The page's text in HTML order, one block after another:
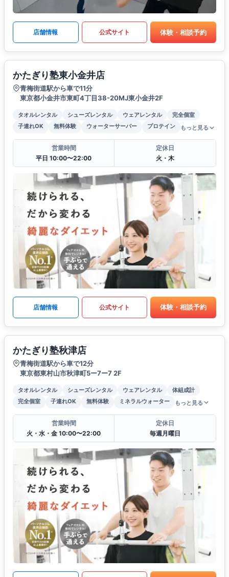
店舗情報 公式サイト 体験・相談予約
かたぎり塾東小金井店
青梅街道駅から車で11分
東京都小金井市東町4丁目38-20MJ東小金井2F
タオルレンタル シューズレンタル ウェアレンタル
完全個室
子連れOK
無料体験 ウォーターサーバー プロテイン もっと見る
営業時間
平日 10:00〜22:00
定休日
火・木
店舗情報 公式サイト 体験・相談予約
かたぎり塾秋津店
青梅街道駅から車で12分
東京都東村山市秋津町5ー7ー7 2F
タオルレンタル シューズレンタル ウェアレンタル
体組成計
完全個室
子連れOK 無料体験 ミネラルウォーター もっと見る
営業時間
火・水・金 10:00〜22:00
定休日
毎週月曜日